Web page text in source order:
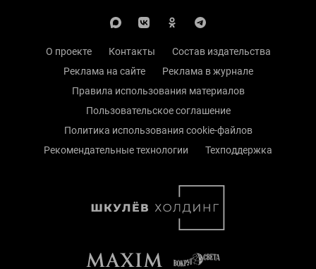
О проекте Контакты
Состав издательства
Реклама на сайте
Реклама в журнале
Правила использования материалов
Пользовательское соглашение
Политика использования cookie-файлов
Рекомендательные технологии
Техподдержка